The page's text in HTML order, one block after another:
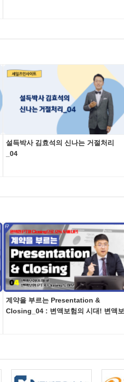
설득박사 김효석의 신나는 거절처리
_04
계약을 부르는 Presentation &
Closing_04 : 변액보험의 시대! 변액보